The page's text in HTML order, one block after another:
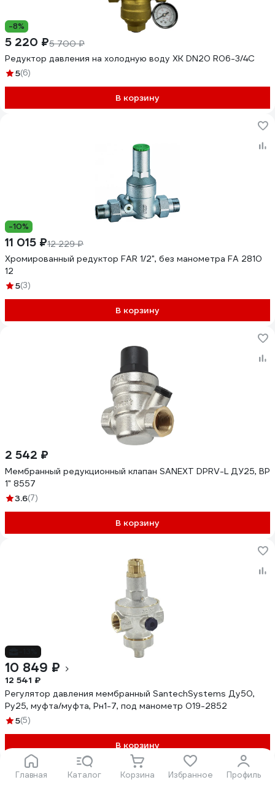
Главная Каталог Корзина Избранное Профиль
-8%
5 220 ₽5 700 ₽
Редуктор давления на холодную воду ХК DN20 R06-3/4C
5(6)
В корзину
-10%
11 015 ₽12 229 ₽
Хромированный редуктор FAR 1/2", без манометра FA 2810
12
5(3)
В корзину
2 542 ₽
Мембранный редукционный клапан SANEXT DPRV-L ДУ25, ВР
1" 8557
3.6(7)
В корзину
10 849 ₽
12 541 ₽
Регулятор давления мембранный SantechSystems Ду50,
Ру25, муфта/муфта, Рн1-7, под манометр 019-2852
5(5)
В корзину
Показать еще 40